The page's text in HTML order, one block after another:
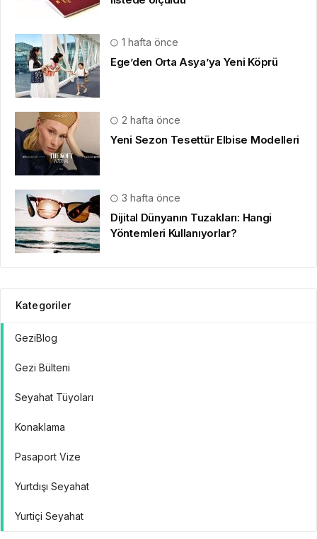
1 hafta önce
Ege’den Orta Asya’ya Yeni Köprü
2 hafta önce
Yeni Sezon Tesettür Elbise Modelleri
3 hafta önce
Dijital Dünyanın Tuzakları: Hangi
Yöntemleri Kullanıyorlar?
Kategoriler
GeziBlog
Gezi Bülteni
Seyahat Tüyoları
Konaklama
Pasaport Vize
Yurtdışı Seyahat
Yurtiçi Seyahat